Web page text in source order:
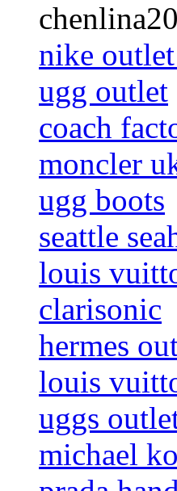
nike
ugg outlet
coach
moncler
ugg boots
seattle
louis
clarisonic
hermes
louis
uggs
michael